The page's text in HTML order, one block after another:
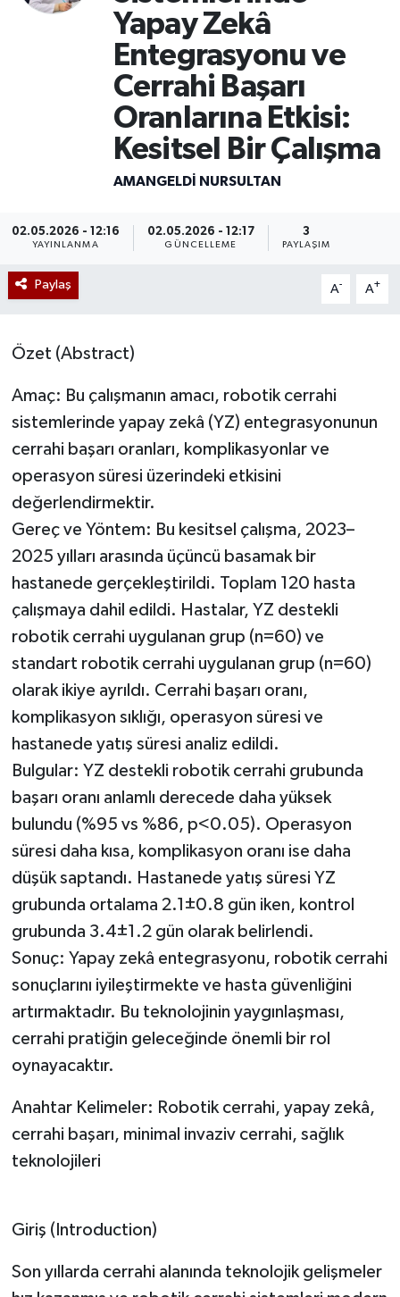
Yapay Zekâ
Entegrasyonu ve
Cerrahi Başarı
Oranlarına Etkisi:
Kesitsel Bir Çalışma
AMANGELDI NURSULTAN
02.05.2026 - 12:16
YAYINLANMA
02.05.2026 - 12:17
GÜNCELLEME
3
PAYLAŞIM
Paylaş A- A+
Özet (Abstract)
Amaç: Bu çalışmanın amacı, robotik cerrahi
sistemlerinde yapay zekâ (YZ) entegrasyonunun
cerrahi başarı oranları, komplikasyonlar ve
operasyon süresi üzerindeki etkisini
değerlendirmektir.
Gereç ve Yöntem: Bu kesitsel çalışma, 2023–
2025 yılları arasında üçüncü basamak bir
hastanede gerçekleştirildi. Toplam 120 hasta
çalışmaya dahil edildi. Hastalar, YZ destekli
robotik cerrahi uygulanan grup (n=60) ve
standart robotik cerrahi uygulanan grup (n=60)
olarak ikiye ayrıldı. Cerrahi başarı oranı,
komplikasyon sıklığı, operasyon süresi ve
hastanede yatış süresi analiz edildi.
Bulgular: YZ destekli robotik cerrahi grubunda
başarı oranı anlamlı derecede daha yüksek
bulundu (%95 vs %86, p<0.05). Operasyon
süresi daha kısa, komplikasyon oranı ise daha
düşük saptandı. Hastanede yatış süresi YZ
grubunda ortalama 2.1±0.8 gün iken, kontrol
grubunda 3.4±1.2 gün olarak belirlendi.
Sonuç: Yapay zekâ entegrasyonu, robotik cerrahi
sonuçlarını iyileştirmekte ve hasta güvenliğini
artırmaktadır. Bu teknolojinin yaygınlaşması,
cerrahi pratiğin geleceğinde önemli bir rol
oynayacaktır.
Anahtar Kelimeler: Robotik cerrahi, yapay zekâ,
cerrahi başarı, minimal invaziv cerrahi, sağlık
teknolojileri
Giriş (Introduction)
Son yıllarda cerrahi alanında teknolojik gelişmeler